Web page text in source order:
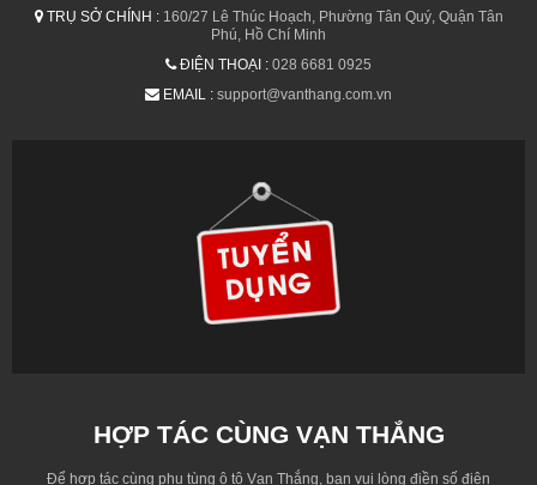
TRỤ SỞ CHÍNH :160/27 Lê Thúc Hoạch, Phường Tân Quý, Quận Tân
Phú, Hồ Chí Minh
ĐIỆN THOẠI : 028 6681 0925
EMAIL : support@vanthang.com.vn
HỢP TÁC CÙNG VẠN THẮNG
Để hợp tác cùng phụ tùng ô tô Vạn Thắng, bạn vui lòng điền số điện